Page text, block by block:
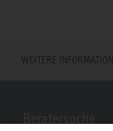
WEITERE